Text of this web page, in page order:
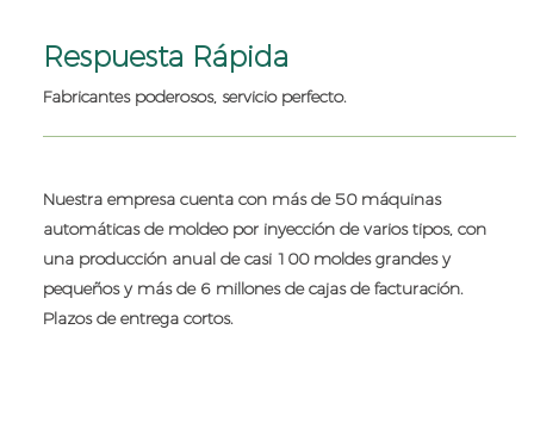
Respuesta Rápida
Fabricantes poderosos, servicio perfecto.
Nuestra empresa cuenta con más de 50 máquinas
automáticas de moldeo por inyección de varios tipos, con
una producción anual de casi 100 moldes grandes y
pequeños y más de 6 millones de cajas de facturación.
Plazos de entrega cortos.